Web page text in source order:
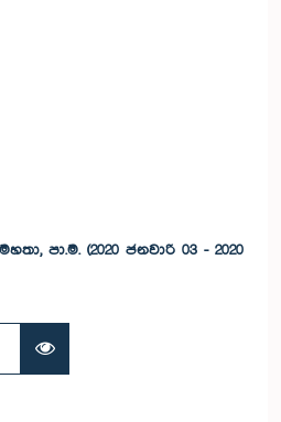
පා.ම. (2020 ජනවාරි 03 - 2020